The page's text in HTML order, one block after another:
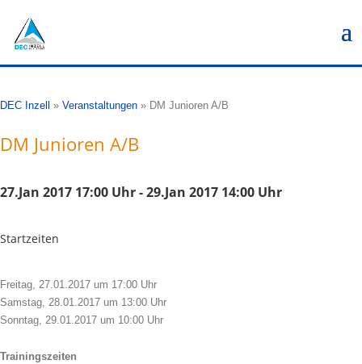
DEC Inzell » Veranstaltungen » DM Junioren A/B
DM Junioren A/B
27.Jan 2017 17:00 Uhr - 29.Jan 2017 14:00 Uhr
Startzeiten
Freitag, 27.01.2017 um 17:00 Uhr
Samstag, 28.01.2017 um 13:00 Uhr
Sonntag, 29.01.2017 um 10:00 Uhr
Trainingszeiten